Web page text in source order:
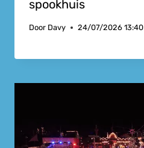
spookhuis
Door Davy 24/07/2026 13:40